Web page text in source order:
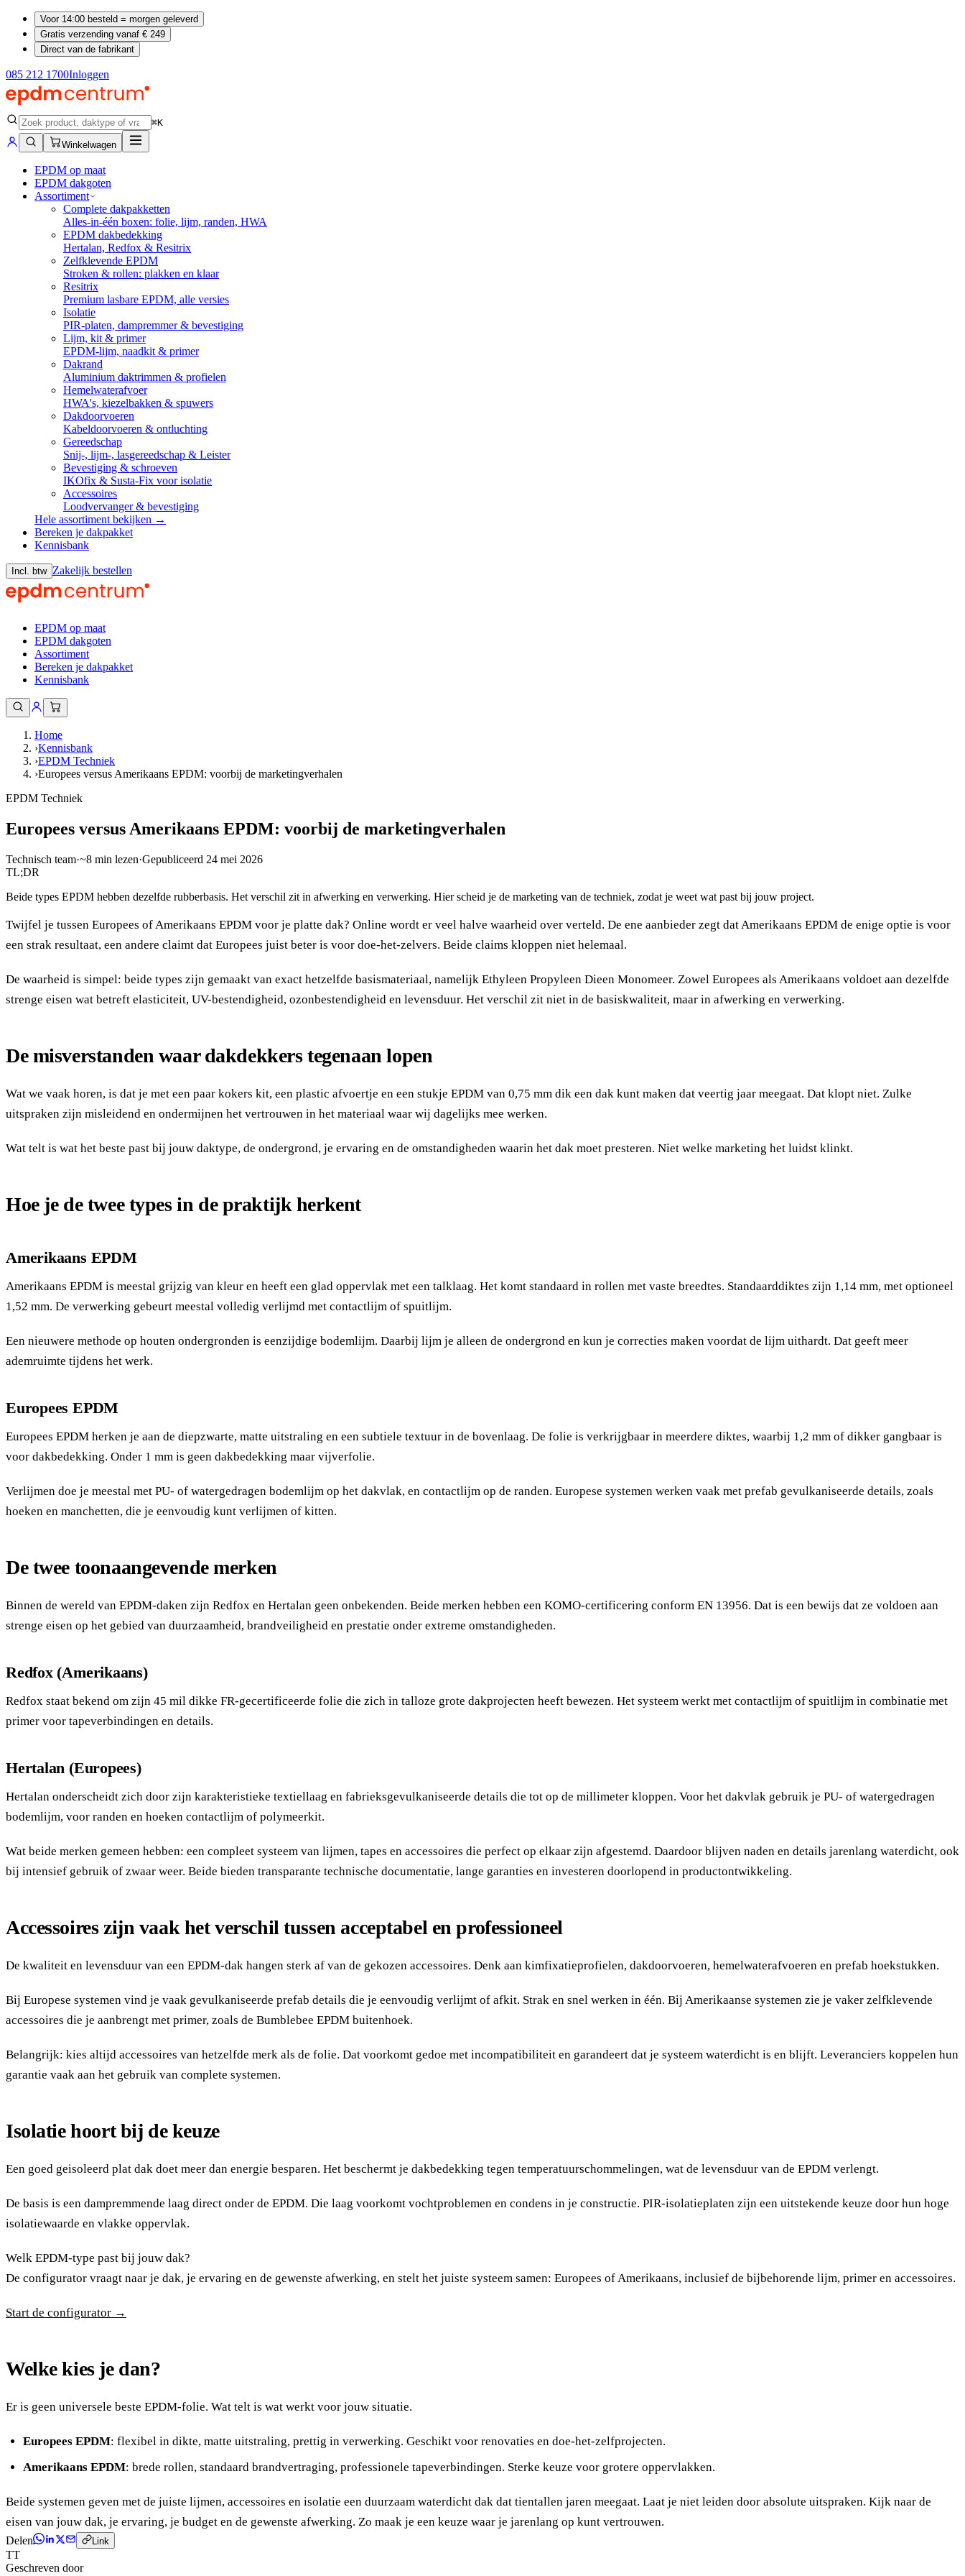
Voor 14:00 besteld = morgen geleverd
Gratis verzending vanaf € 249
Direct van de fabrikant
085 212 1700Inloggen
⌘K
Winkelwagen
EPDM op maat
EPDM dakgoten
Assortiment
Complete dakpakketten
Alles-in-één boxen: folie, lijm, randen, HWA
EPDM dakbedekking
Hertalan, Redfox & Resitrix
Zelfklevende EPDM
Stroken & rollen: plakken en klaar
Resitrix
Premium lasbare EPDM, alle versies
Isolatie
PIR-platen, dampremmer & bevestiging
Lijm, kit & primer
EPDM-lijm, naadkit & primer
Dakrand
Aluminium daktrimmen & profielen
Hemelwaterafvoer
HWA's, kiezelbakken & spuwers
Dakdoorvoeren
Kabeldoorvoeren & ontluchting
Gereedschap
Snij-, lijm-, lasgereedschap & Leister
Bevestiging & schroeven
IKOfix & Susta-Fix voor isolatie
Accessoires
Loodvervanger & bevestiging
Hele assortiment bekijken →
Bereken je dakpakket
Kennisbank
Incl. btw Zakelijk bestellen
EPDM op maat
EPDM dakgoten
Assortiment
Bereken je dakpakket
Kennisbank
Home
›Kennisbank
›EPDM Techniek
›Europees versus Amerikaans EPDM: voorbij de marketingverhalen
EPDM Techniek
Europees versus Amerikaans EPDM: voorbij de marketingverhalen
Technisch team·~8 min lezen·Gepubliceerd 24 mei 2026
TL;DR
Beide types EPDM hebben dezelfde rubberbasis. Het verschil zit in afwerking en verwerking. Hier scheid je de marketing van de techniek, zodat je weet wat past bij jouw project.
Twijfel je tussen Europees of Amerikaans EPDM voor je platte dak? Online wordt er veel halve waarheid over verteld. De ene aanbieder zegt dat Amerikaans EPDM de enige optie is voor
een strak resultaat, een andere claimt dat Europees juist beter is voor doe-het-zelvers. Beide claims kloppen niet helemaal.
De waarheid is simpel: beide types zijn gemaakt van exact hetzelfde basismateriaal, namelijk Ethyleen Propyleen Dieen Monomeer. Zowel Europees als Amerikaans voldoet aan dezelfde
strenge eisen wat betreft elasticiteit, UV-bestendigheid, ozonbestendigheid en levensduur. Het verschil zit niet in de basiskwaliteit, maar in afwerking en verwerking.
De misverstanden waar dakdekkers tegenaan lopen
Wat we vaak horen, is dat je met een paar kokers kit, een plastic afvoertje en een stukje EPDM van 0,75 mm dik een dak kunt maken dat veertig jaar meegaat. Dat klopt niet. Zulke
uitspraken zijn misleidend en ondermijnen het vertrouwen in het materiaal waar wij dagelijks mee werken.
Wat telt is wat het beste past bij jouw daktype, de ondergrond, je ervaring en de omstandigheden waarin het dak moet presteren. Niet welke marketing het luidst klinkt.
Hoe je de twee types in de praktijk herkent
Amerikaans EPDM
Amerikaans EPDM is meestal grijzig van kleur en heeft een glad oppervlak met een talklaag. Het komt standaard in rollen met vaste breedtes. Standaarddiktes zijn 1,14 mm, met optioneel
1,52 mm. De verwerking gebeurt meestal volledig verlijmd met contactlijm of spuitlijm.
Een nieuwere methode op houten ondergronden is eenzijdige bodemlijm. Daarbij lijm je alleen de ondergrond en kun je correcties maken voordat de lijm uithardt. Dat geeft meer
ademruimte tijdens het werk.
Europees EPDM
Europees EPDM herken je aan de diepzwarte, matte uitstraling en een subtiele textuur in de bovenlaag. De folie is verkrijgbaar in meerdere diktes, waarbij 1,2 mm of dikker gangbaar is
voor dakbedekking. Onder 1 mm is geen dakbedekking maar vijverfolie.
Verlijmen doe je meestal met PU- of watergedragen bodemlijm op het dakvlak, en contactlijm op de randen. Europese systemen werken vaak met prefab gevulkaniseerde details, zoals
hoeken en manchetten, die je eenvoudig kunt verlijmen of kitten.
De twee toonaangevende merken
Binnen de wereld van EPDM-daken zijn Redfox en Hertalan geen onbekenden. Beide merken hebben een KOMO-certificering conform EN 13956. Dat is een bewijs dat ze voldoen aan
strenge eisen op het gebied van duurzaamheid, brandveiligheid en prestatie onder extreme omstandigheden.
Redfox (Amerikaans)
Redfox staat bekend om zijn 45 mil dikke FR-gecertificeerde folie die zich in talloze grote dakprojecten heeft bewezen. Het systeem werkt met contactlijm of spuitlijm in combinatie met
primer voor tapeverbindingen en details.
Hertalan (Europees)
Hertalan onderscheidt zich door zijn karakteristieke textiellaag en fabrieksgevulkaniseerde details die tot op de millimeter kloppen. Voor het dakvlak gebruik je PU- of watergedragen
bodemlijm, voor randen en hoeken contactlijm of polymeerkit.
Wat beide merken gemeen hebben: een compleet systeem van lijmen, tapes en accessoires die perfect op elkaar zijn afgestemd. Daardoor blijven naden en details jarenlang waterdicht, ook
bij intensief gebruik of zwaar weer. Beide bieden transparante technische documentatie, lange garanties en investeren doorlopend in productontwikkeling.
Accessoires zijn vaak het verschil tussen acceptabel en professioneel
De kwaliteit en levensduur van een EPDM-dak hangen sterk af van de gekozen accessoires. Denk aan kimfixatieprofielen, dakdoorvoeren, hemelwaterafvoeren en prefab hoekstukken.
Bij Europese systemen vind je vaak gevulkaniseerde prefab details die je eenvoudig verlijmt of afkit. Strak en snel werken in één. Bij Amerikaanse systemen zie je vaker zelfklevende
accessoires die je aanbrengt met primer, zoals de Bumblebee EPDM buitenhoek.
Belangrijk: kies altijd accessoires van hetzelfde merk als de folie. Dat voorkomt gedoe met incompatibiliteit en garandeert dat je systeem waterdicht is en blijft. Leveranciers koppelen hun
garantie vaak aan het gebruik van complete systemen.
Isolatie hoort bij de keuze
Een goed geisoleerd plat dak doet meer dan energie besparen. Het beschermt je dakbedekking tegen temperatuurschommelingen, wat de levensduur van de EPDM verlengt.
De basis is een dampremmende laag direct onder de EPDM. Die laag voorkomt vochtproblemen en condens in je constructie. PIR-isolatieplaten zijn een uitstekende keuze door hun hoge
isolatiewaarde en vlakke oppervlak.
Welk EPDM-type past bij jouw dak?
De configurator vraagt naar je dak, je ervaring en de gewenste afwerking, en stelt het juiste systeem samen: Europees of Amerikaans, inclusief de bijbehorende lijm, primer en accessoires.
Start de configurator →
Welke kies je dan?
Er is geen universele beste EPDM-folie. Wat telt is wat werkt voor jouw situatie.
Europees EPDM: flexibel in dikte, matte uitstraling, prettig in verwerking. Geschikt voor renovaties en doe-het-zelfprojecten.
Amerikaans EPDM: brede rollen, standaard brandvertraging, professionele tapeverbindingen. Sterke keuze voor grotere oppervlakken.
Beide systemen geven met de juiste lijmen, accessoires en isolatie een duurzaam waterdicht dak dat tientallen jaren meegaat. Laat je niet leiden door absolute uitspraken. Kijk naar de
eisen van jouw dak, je ervaring, je budget en de gewenste afwerking. Zo maak je een keuze waar je jarenlang op kunt vertrouwen.
Delen Link
TT
Geschreven door